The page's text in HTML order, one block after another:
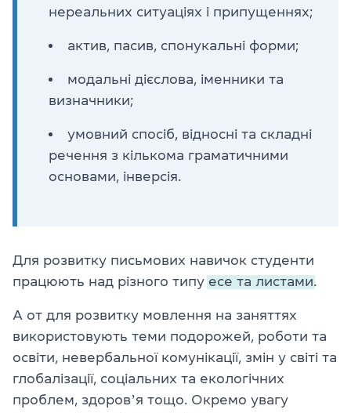
нереальних ситуаціях і припущеннях;
актив, пасив, спонукальні форми;
модальні дієслова, іменники та
визначники;
умовний спосіб, відносні та складні
речення з кількома граматичними
основами, інверсія.
Для розвитку письмових навичок студенти
працюють над різного типу есе та листами.
А от для розвитку мовлення на заняттях
використовують теми подорожей, роботи та
освіти, невербальної комунікації, змін у світі та
глобалізації, соціальних та екологічних
проблем, здоровʼя тощо. Окремо увагу